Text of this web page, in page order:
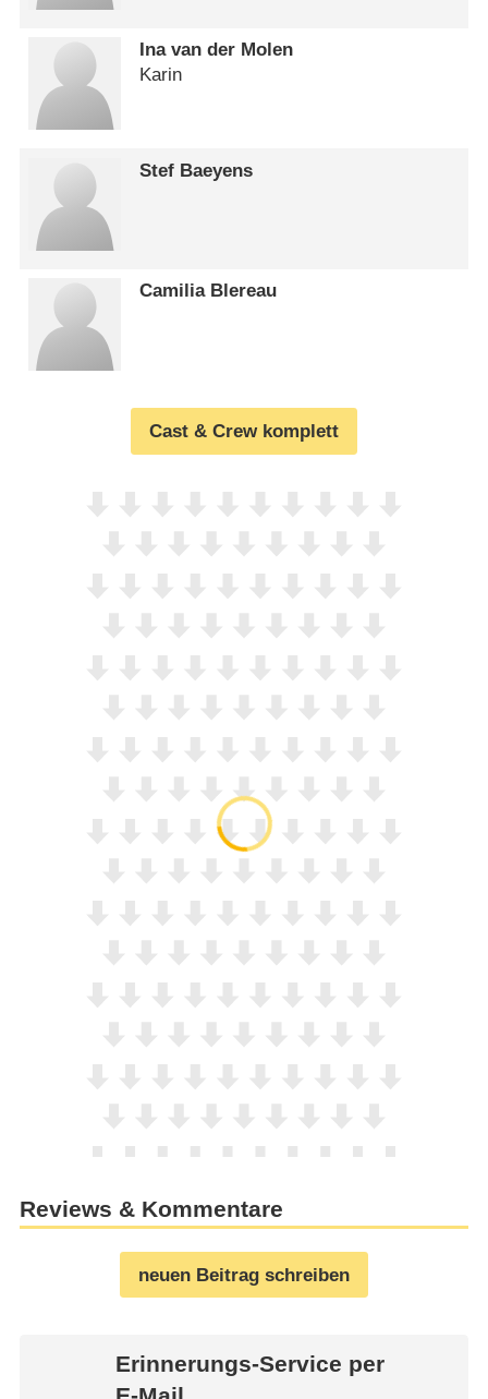
Ina van der Molen
Karin
Stef Baeyens
Camilia Blereau
Cast & Crew komplett
Reviews & Kommentare
neuen Beitrag schreiben
Erinnerungs-Service per